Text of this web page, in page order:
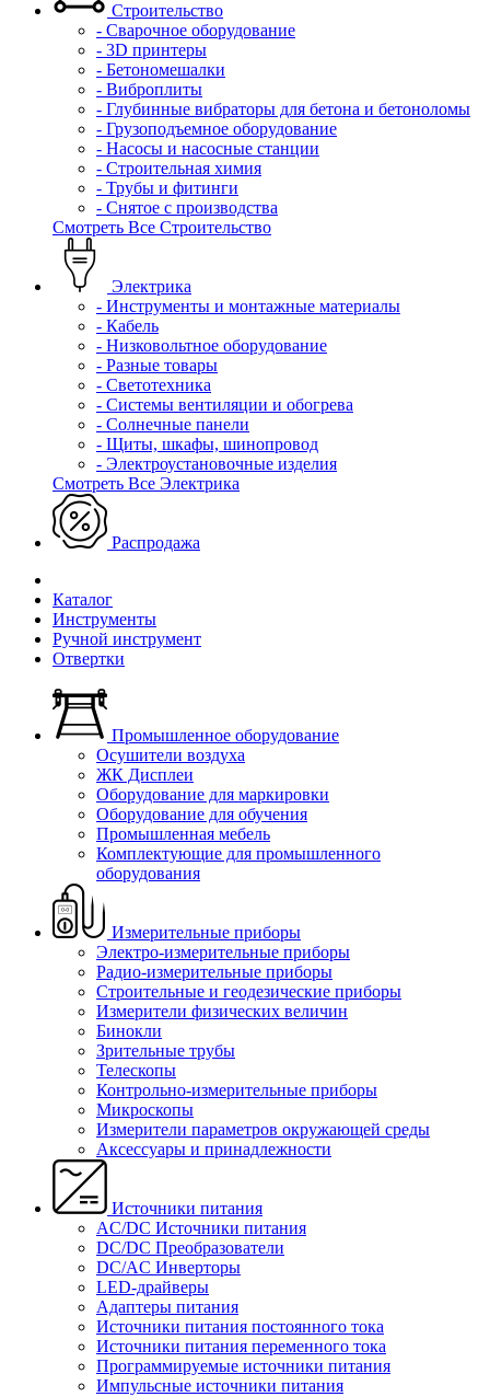
Строительство
- Сварочное оборудование
- 3D принтеры
- Бетономешалки
- Виброплиты
- Глубинные вибраторы для бетона и бетоноломы
- Грузоподъемное оборудование
- Насосы и насосные станции
- Строительная химия
- Трубы и фитинги
- Снятое с производства
Смотреть Все Строительство
Электрика
- Инструменты и монтажные материалы
- Кабель
- Низковольтное оборудование
- Разные товары
- Светотехника
- Системы вентиляции и обогрева
- Солнечные панели
- Щиты, шкафы, шинопровод
- Электроустановочные изделия
Смотреть Все Электрика
Распродажа
Каталог
Инструменты
Ручной инструмент
Отвертки
Промышленное оборудование
Осушители воздуха
ЖК Дисплеи
Оборудование для маркировки
Оборудование для обучения
Промышленная мебель
Комплектующие для промышленного
оборудования
Измерительные приборы
Электро-измерительные приборы
Радио-измерительные приборы
Строительные и геодезические приборы
Измерители физических величин
Бинокли
Зрительные трубы
Телескопы
Контрольно-измерительные приборы
Микроскопы
Измерители параметров окружающей среды
Аксессуары и принадлежности
Источники питания
AC/DC Источники питания
DC/DC Преобразователи
DC/AC Инверторы
LED-драйверы
Адаптеры питания
Источники питания постоянного тока
Источники питания переменного тока
Программируемые источники питания
Импульсные источники питания